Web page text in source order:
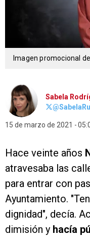
Imagen promocional
Sabela
15 de marzo de 2021
Hace veinte años
atravesaba las
para entrar con
Ayuntamiento.
dignidad", decía.
dimisión y hacía